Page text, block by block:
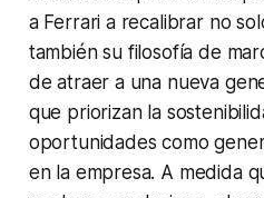
a Ferrari a recalibrar no
también su filosofía de
de atraer a una nueva
que priorizan la
oportunidades como
en la empresa. A medida